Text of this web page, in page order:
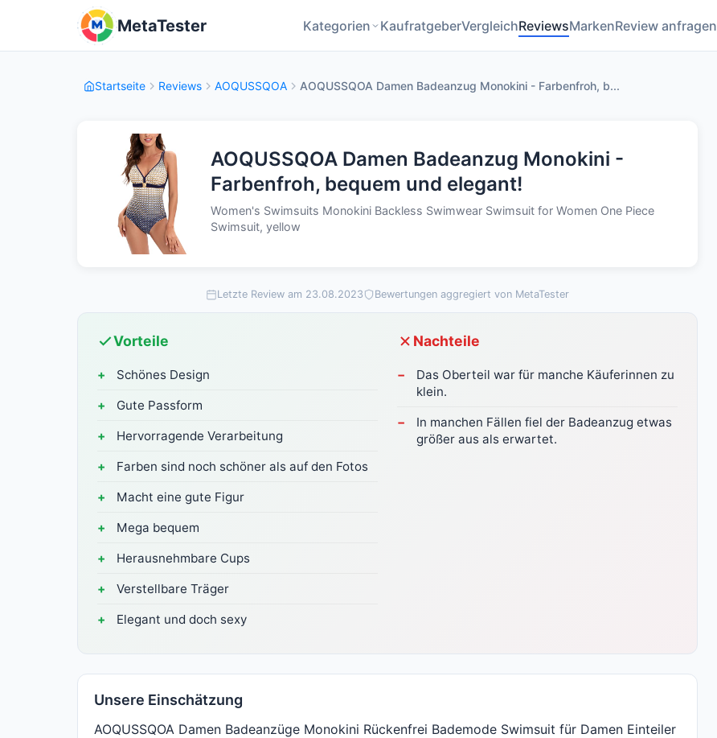
MetaTester Kategorien KaufratgeberVergleichReviewsMarkenReview anfragen
Startseite Reviews AOQUSSQOA AOQUSSQOA Damen Badeanzug Monokini - Farbenfroh, b...
AOQUSSQOA Damen Badeanzug Monokini -
Farbenfroh, bequem und elegant!
Women's Swimsuits Monokini Backless Swimwear Swimsuit for Women One Piece
Swimsuit, yellow
Letzte Review am 23.08.2023 Bewertungen aggregiert von MetaTester
Vorteile
Schönes Design
Gute Passform
Hervorragende Verarbeitung
Farben sind noch schöner als auf den Fotos
Macht eine gute Figur
Mega bequem
Herausnehmbare Cups
Verstellbare Träger
Elegant und doch sexy
Nachteile
Das Oberteil war für manche Käuferinnen zu
klein.
In manchen Fällen fiel der Badeanzug etwas
größer aus als erwartet.
Unsere Einschätzung
AOQUSSQOA Damen Badeanzüge Monokini Rückenfrei Bademode Swimsuit für Damen Einteiler